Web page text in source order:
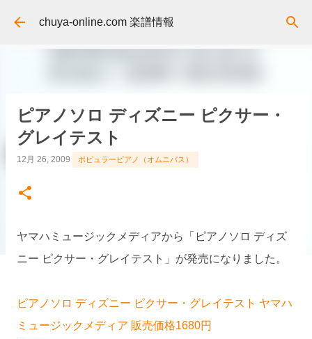
スキップしてメイン コンテンツに移動
chuya-online.com 楽譜情報
ピアノソロ ディズニー ピクサー・
グレイテスト
12月 26, 2009 ポピュラーピアノ（オムニバス）
ヤマハミュージックメディアから「ピアノソロ ディズ
ニー ピクサー・グレイテスト」が発売になりました。
ピアノソロ ディズニー ピクサー・グレイテスト ヤマハ
ミュージックメディア 販売価格1680円